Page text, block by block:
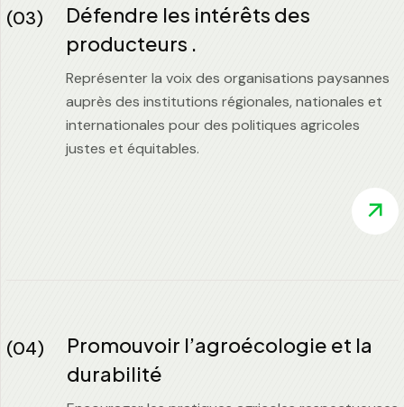
(03)
Défendre les intérêts des
producteurs .
Représenter la voix des organisations paysannes
auprès des institutions régionales, nationales et
internationales pour des politiques agricoles
justes et équitables.
(04)
Promouvoir l’agroécologie et la
durabilité